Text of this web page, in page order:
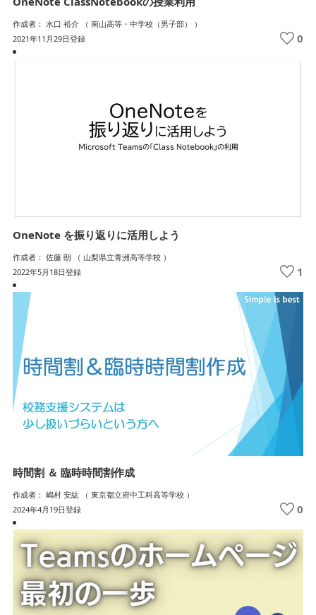
作成者： 水口 裕介 （ 南山高等・中学校（男子部） ）
2021年11月29日登録
0
OneNote を振り返りに活用しよう
作成者： 佐藤 朗 （ 山梨県立青洲高等学校 ）
2022年5月18日登録
1
時間割 ＆ 臨時時間割作成
作成者： 嶋村 安紘 （ 東京都立府中工科高等学校 ）
2024年4月19日登録
0